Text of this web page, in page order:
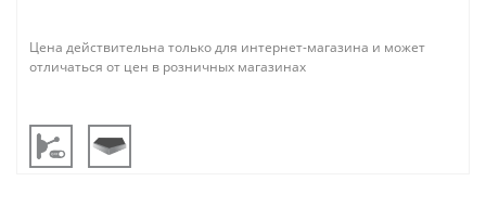
Цена действительна только для интернет-магазина и может
отличаться от цен в розничных магазинах